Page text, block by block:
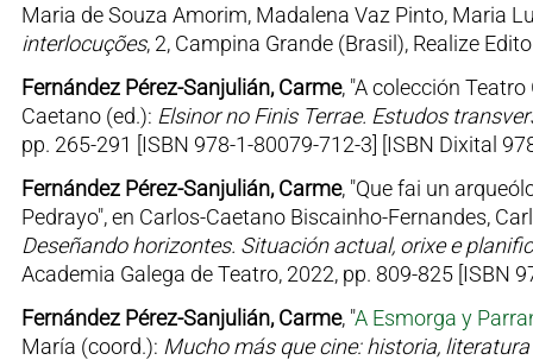
Maria de Souza Amorim, Madalena Vaz Pinto, Maria
interlocuções, 2, Campina Grande (Brasil), Realize
Fernández Pérez-Sanjulián, Carme, "A colección
Caetano (ed.): Elsinor no Finis Terrae. Estudos
pp. 265-291 [ISBN 978-1-80079-712-3] [ISBN Dixital
Fernández Pérez-Sanjulián, Carme, "Que fai un
Pedrayo", en Carlos-Caetano Biscainho-Fernandes,
Deseñando horizontes. Situación actual, orixe e
Academia Galega de Teatro, 2022, pp. 809-825
Fernández Pérez-Sanjulián, Carme, "A Esmorga y
María (coord.): Mucho más que cine: historia,